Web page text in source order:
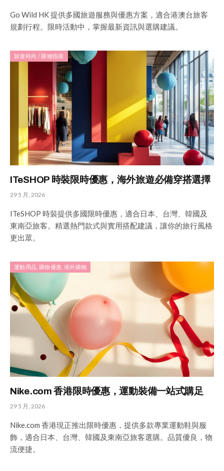
Go Wild HK 提供多國旅遊服務與優惠方案，適合港澳台旅客
規劃行程。限時活動中，掌握最新資訊與選購建議。
旅遊時尚 / 購物指南
ITeSHOP 時裝限時優惠，海外旅遊必備穿搭選擇
29 5 月, 2026
ITeSHOP 時裝提供多國限時優惠，適合日本、台灣、韓國及
東南亞旅客。精選熱門款式與實用搭配建議，讓你的旅行風格
更出眾。
運動用品, 購物優惠, 境外購物
Nike.com 香港限時優惠，運動裝備一站式購足
29 5 月, 2026
Nike.com 香港現正推出限時優惠，提供多款專業運動鞋與服
飾，適合日本、台灣、韓國及東南亞旅客選購。品質優良，物
流便捷。